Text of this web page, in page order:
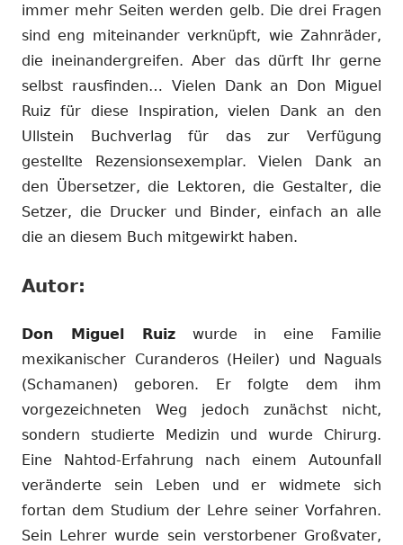
immer mehr Seiten werden gelb. Die drei Fragen
sind eng miteinander verknüpft, wie Zahnräder,
die ineinandergreifen. Aber das dürft Ihr gerne
selbst rausfinden… Vielen Dank an Don Miguel
Ruiz für diese Inspiration, vielen Dank an den
Ullstein Buchverlag für das zur Verfügung
gestellte Rezensionsexemplar. Vielen Dank an
den Übersetzer, die Lektoren, die Gestalter, die
Setzer, die Drucker und Binder, einfach an alle
die an diesem Buch mitgewirkt haben.
Autor:
Don Miguel Ruizwurde in eine Familie
mexikanischer Curanderos (Heiler) und Naguals
(Schamanen) geboren. Er folgte dem ihm
vorgezeichneten Weg jedoch zunächst nicht,
sondern studierte Medizin und wurde Chirurg.
Eine Nahtod-Erfahrung nach einem Autounfall
veränderte sein Leben und er widmete sich
fortan dem Studium der Lehre seiner Vorfahren.
Sein Lehrer wurde sein verstorbener Großvater,